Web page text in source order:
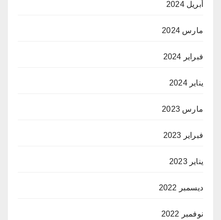
أبريل 2024
مارس 2024
فبراير 2024
يناير 2024
مارس 2023
فبراير 2023
يناير 2023
ديسمبر 2022
نوفمبر 2022